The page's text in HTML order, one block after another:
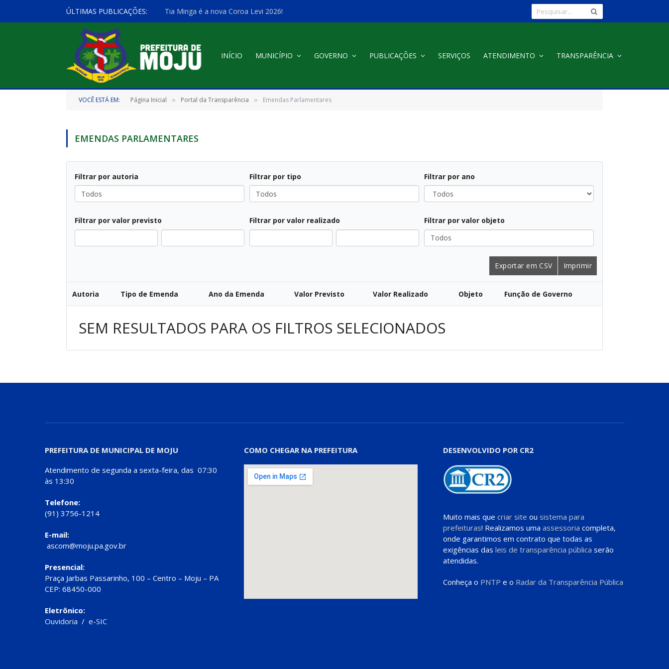
ÚLTIMAS PUBLICAÇÕES: Tia Minga é a nova Coroa Levi 2026!
INÍCIO MUNICÍPIO GOVERNO PUBLICAÇÕES SERVIÇOS ATENDIMENTO TRANSPARÊNCIA
VOCÊ ESTÁ EM: Página Inicial » Portal da Transparência » Emendas Parlamentares
EMENDAS PARLAMENTARES
Filtrar por autoria
Todos
Filtrar por tipo
Todos
Filtrar por ano
Todos
Filtrar por valor previsto
Filtrar por valor realizado
Filtrar por valor objeto
Todos
Exportar em CSV Imprimir
Autoria Tipo de Emenda Ano da Emenda Valor Previsto Valor Realizado Objeto Função de Governo
SEM RESULTADOS PARA OS FILTROS SELECIONADOS
PREFEITURA DE MUNICIPAL DE MOJU
Atendimento de segunda a sexta-feira, das 07:30
às 13:30
Telefone:
(91) 3756-1214
E-mail:
ascom@moju.pa.gov.br
Presencial:
Praça Jarbas Passarinho, 100 – Centro – Moju – PA
CEP: 68450-000
Eletrônico:
Ouvidoria / e-SIC
COMO CHEGAR NA PREFEITURA DESENVOLVIDO POR CR2
Muito mais que criar site ou sistema para
prefeituras! Realizamos uma assessoria completa,
onde garantimos em contrato que todas as
exigências das leis de transparência pública serão
atendidas.
Conheça o PNTP e o Radar da Transparência Pública